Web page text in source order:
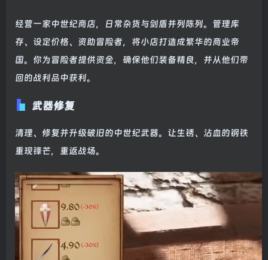
经营一家中世纪商店，日常杂货与剑盾并列陈列。管理库
存、设定价格、资助冒险者，将小店打造成繁华的商业帝
国。你为冒险者提供资金，确保他们装备精良，并从他们带
回的战利品中获利。
武器修复
清理、修复并升级破旧的中世纪武器。让生锈、沾血的钢铁
重现锋芒，重返战场。